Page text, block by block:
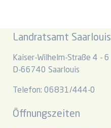
Landratsamt Saarlouis
Kaiser-Wilhelm-Straße 4 - 6
D-66740 Saarlouis
Telefon: 06831/444-0
Öffnungszeiten